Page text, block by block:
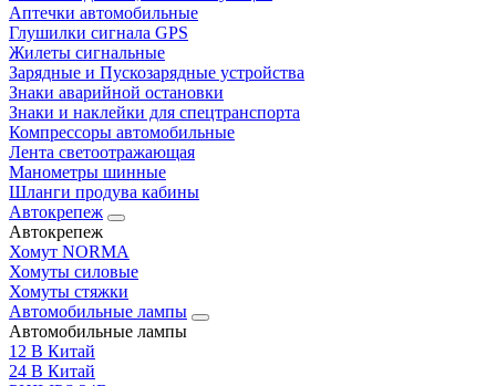
Аптечки автомобильные
Глушилки сигнала GPS
Жилеты сигнальные
Зарядные и Пускозарядные устройства
Знаки аварийной остановки
Знаки и наклейки для спецтранспорта
Компрессоры автомобильные
Лента светоотражающая
Манометры шинные
Шланги продува кабины
Автокрепеж
Автокрепеж
Хомут NORMA
Хомуты силовые
Хомуты стяжки
Автомобильные лампы
Автомобильные лампы
12 В Китай
24 В Китай